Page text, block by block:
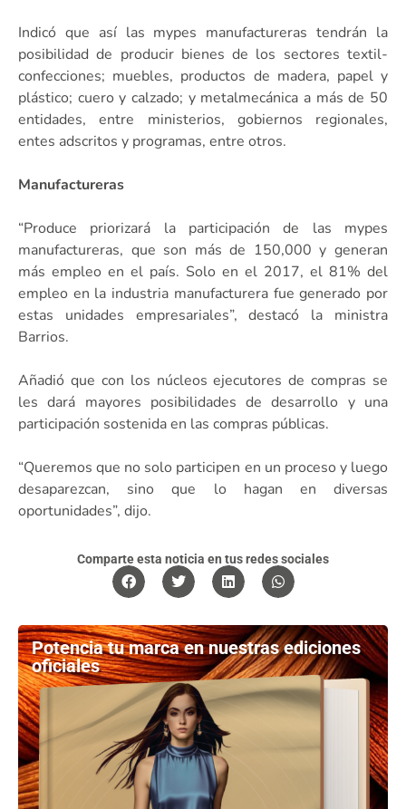
Indicó que así las mypes manufactureras tendrán la
posibilidad de producir bienes de los sectores textil-
confecciones; muebles, productos de madera, papel y
plástico; cuero y calzado; y metalmecánica a más de 50
entidades, entre ministerios, gobiernos regionales,
entes adscritos y programas, entre otros.
Manufactureras
“Produce priorizará la participación de las mypes
manufactureras, que son más de 150,000 y generan
más empleo en el país. Solo en el 2017, el 81% del
empleo en la industria manufacturera fue generado por
estas unidades empresariales”, destacó la ministra
Barrios.
Añadió que con los núcleos ejecutores de compras se
les dará mayores posibilidades de desarrollo y una
participación sostenida en las compras públicas.
“Queremos que no solo participen en un proceso y luego
desaparezcan, sino que lo hagan en diversas
oportunidades”, dijo.
Comparte esta noticia en tus redes sociales
Potencia tu marca en nuestras ediciones
oficiales